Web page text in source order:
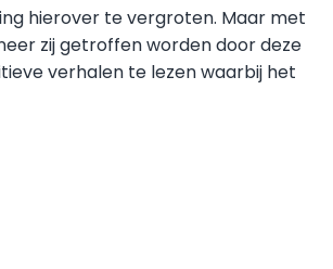
hierover te vergroten. Maar met
zij getroffen worden door deze
verhalen te lezen waarbij het